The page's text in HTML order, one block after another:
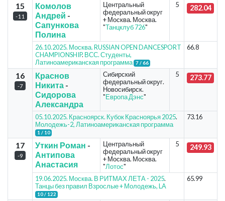
15
-11
Комолов
Андрей -
Сапункова
Полина
Центральный
федеральный округ
+ Москва. Москва.
"Танцклуб 726"
5 282.04
26.10.2025. Москва. RUSSIAN OPEN DANCESPORT
CHAMPIONSHIP. ВСС. Студенты,
Латиноамериканская программа 7 / 66
66.8
16
-7
Краснов
Никита-
Сидорова
Александра
Сибирский
федеральный округ.
Новосибирск.
"Европа Дэнс"
5 273.77
05.10.2025. Красноярск. Кубок Красноярья 2025.
Молодежь-2, Латиноамериканская программа
1 / 10
73.16
17
-9
Уткин Роман -
Антипова
Анастасия
Центральный
федеральный округ
+ Москва. Москва.
"Лотос"
5 249.93
19.06.2025. Москва. В РИТМАХ ЛЕТА - 2025.
Танцы без правил Взрослые + Молодежь, LA
10 / 122
65.99